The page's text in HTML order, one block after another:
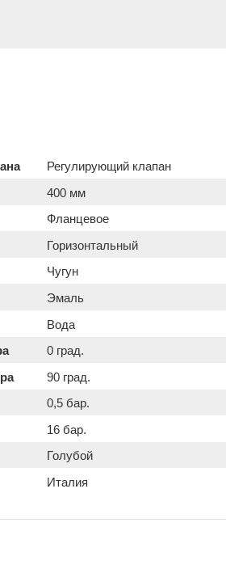
Регулирующий клапан
400 мм
Фланцевое
Горизонтальный
Чугун
Эмаль
Вода
0 град.
90 град.
0,5 бар.
16 бар.
Голубой
Италия